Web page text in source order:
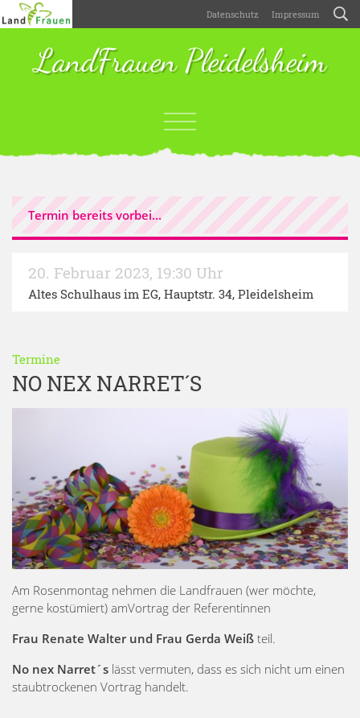
Datenschutz Impressum
LandFrauen Pleidelsheim
Termin bereits vorbei...
20. Februar 2023, 19:30 Uhr
Altes Schulhaus im EG, Hauptstr. 34, Pleidelsheim
Termine
NO NEX NARRET´S
Am Rosenmontag nehmen die Landfrauen (wer möchte,
gerne kostümiert) amVortrag der Referentinnen
Frau Renate Walter und Frau Gerda Weiß teil.
No nex Narret´s lässt vermuten, dass es sich nicht um einen
staubtrockenen Vortrag handelt.